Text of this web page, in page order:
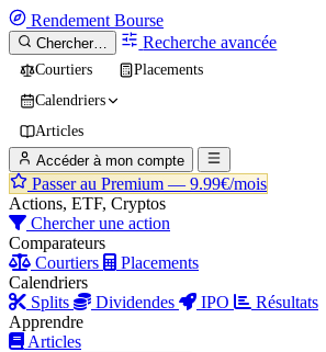
Rendement Bourse
Chercher… Recherche avancée
Courtiers
Placements
Calendriers
Articles
Accéder à mon compte
Passer au Premium — 9.99€/mois
Actions, ETF, Cryptos
Chercher une action
Comparateurs
Courtiers
Placements
Calendriers
Splits
Dividendes IPO
Résultats
Apprendre
Articles